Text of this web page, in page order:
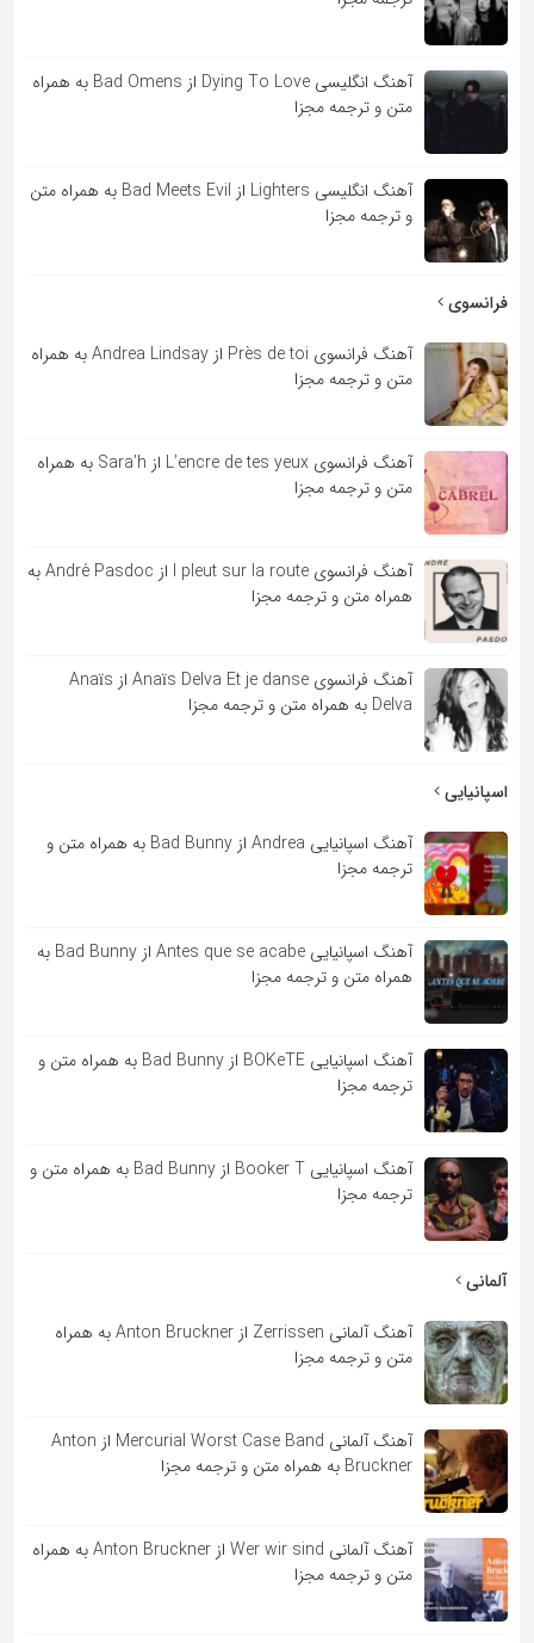
آهنگ انگلیسی Dying To Love از Bad Omens به همراه
متن و ترجمه مجزا
آهنگ انگلیسی Lighters از Bad Meets Evil به همراه متن
و ترجمه مجزا
فرانسوی
آهنگ فرانسوی Près de toi از Andrea Lindsay به همراه
متن و ترجمه مجزا
آهنگ فرانسوی L’encre de tes yeux از Sara’h به همراه
متن و ترجمه مجزا
آهنگ فرانسوی l pleut sur la route از André Pasdoc به
همراه متن و ترجمه مجزا
آهنگ فرانسوی Anaïs Delva Et je danse از Anaïs
Delva به همراه متن و ترجمه مجزا
اسپانیایی
آهنگ اسپانیایی Andrea از Bad Bunny به همراه متن و
ترجمه مجزا
آهنگ اسپانیایی Antes que se acabe از Bad Bunny به
همراه متن و ترجمه مجزا
آهنگ اسپانیایی BOKeTE از Bad Bunny به همراه متن و
ترجمه مجزا
آهنگ اسپانیایی Booker T از Bad Bunny به همراه متن و
ترجمه مجزا
آلمانی
آهنگ آلمانی Zerrissen از Anton Bruckner به همراه
متن و ترجمه مجزا
آهنگ آلمانی Mercurial Worst Case Band از Anton
Bruckner به همراه متن و ترجمه مجزا
آهنگ آلمانی Wer wir sind از Anton Bruckner به همراه
متن و ترجمه مجزا